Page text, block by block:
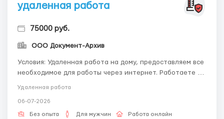
удаленная работа
75000 руб.
ООО Документ-Архив
Условия: Удаленная работа на дому, предоставляем все
необходимое для работы через интернет. Работаете в
удобное для вас время. Обязанности Удаленная работа
удобное для вас время. Доставка материалов по почте.
Подробности вакансии по почте - ...
Удаленная работа
06-07-2026
Без опыта Для мужчин Работа онлайн